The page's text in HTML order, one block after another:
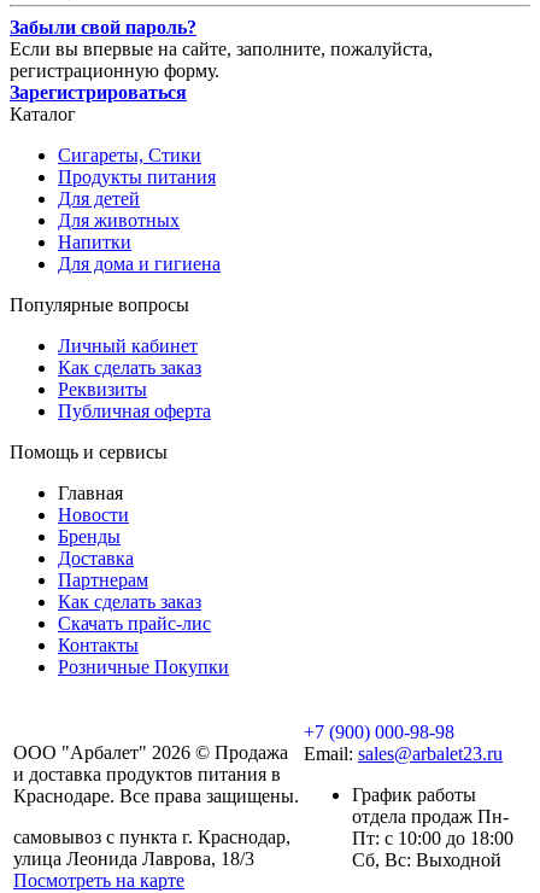
Забыли свой пароль?
Если вы впервые на сайте, заполните, пожалуйста,
регистрационную форму.
Зарегистрироваться
Каталог
Сигареты, Стики
Продукты питания
Для детей
Для животных
Напитки
Для дома и гигиена
Популярные вопросы
Личный кабинет
Как сделать заказ
Реквизиты
Публичная оферта
Помощь и сервисы
Главная
Новости
Бренды
Доставка
Партнерам
Как сделать заказ
Скачать прайс-лис
Контакты
Розничные Покупки
ООО "Арбалет" 2026 © Продажа
и доставка продуктов питания в
Краснодаре. Все права защищены.
самовывоз с пункта г. Краснодар,
улица Леонида Лаврова, 18/3
Посмотреть на карте
+7 (900) 000-98-98
Email: sales@arbalet23.ru
График работы
отдела продаж Пн-
Пт: с 10:00 до 18:00
Сб, Вс: Выходной